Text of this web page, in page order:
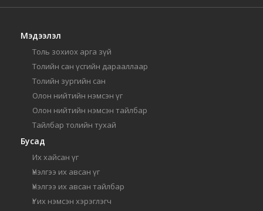
Мэдээлэл
Толь зохиох арга зүй
Толийн сан үсгийн дарааллаар
Толийн зургийн сан
Олон нийтийн нэмсэн үг
Олон нийтийн нэмсэн тайлбар
Тайлбар толийн тухай
Бусад
Их хайсан үг
Үнэлгээ их авсан үг
Үнэлгээ их авсан тайлбар
Үг их нэмсэн хэрэглэгч